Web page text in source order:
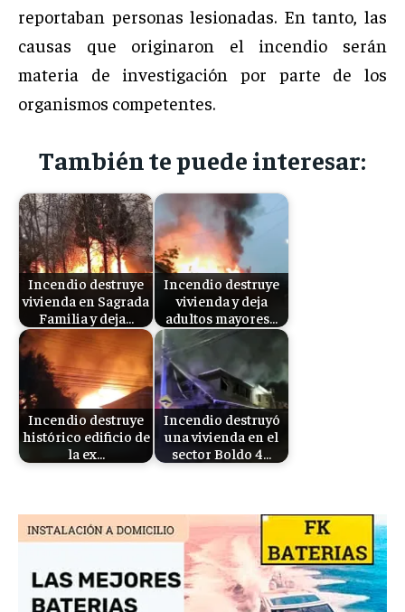
reportaban personas lesionadas. En tanto, las
causas que originaron el incendio serán
materia de investigación por parte de los
organismos competentes.
También te puede interesar:
Incendio destruye
vivienda en Sagrada
Familia y deja…
Incendio destruye
vivienda y deja
adultos mayores…
Incendio destruye
histórico edificio de
la ex…
Incendio destruyó
una vivienda en el
sector Boldo 4…